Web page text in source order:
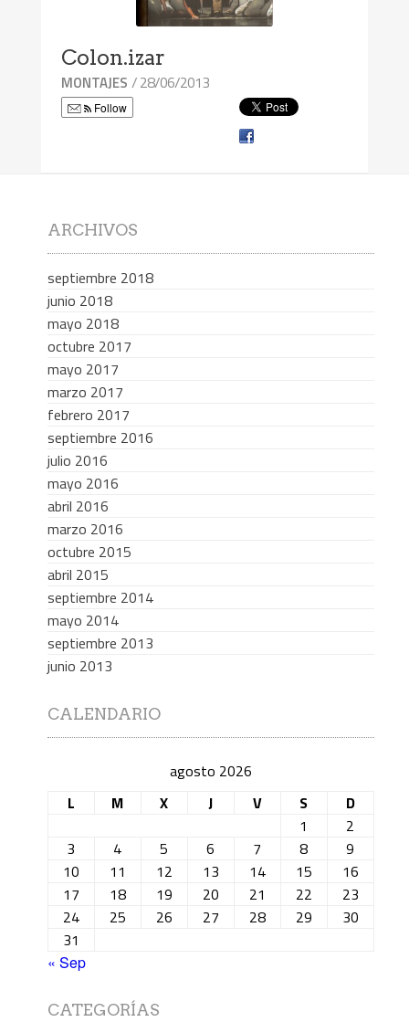
Colon.izar
MONTAJES / 28/06/2013
Follow
ARCHIVOS
septiembre 2018
junio 2018
mayo 2018
octubre 2017
mayo 2017
marzo 2017
febrero 2017
septiembre 2016
julio 2016
mayo 2016
abril 2016
marzo 2016
octubre 2015
abril 2015
septiembre 2014
mayo 2014
septiembre 2013
junio 2013
CALENDARIO
agosto 2026
L
M X J V S
D
1
2
3
4 5 6 7 8
9
10
11 12 13 14 15
16
17
18 19 20 21 22
23
24
25 26 27 28 29
30
31
« Sep
CATEGORÍAS